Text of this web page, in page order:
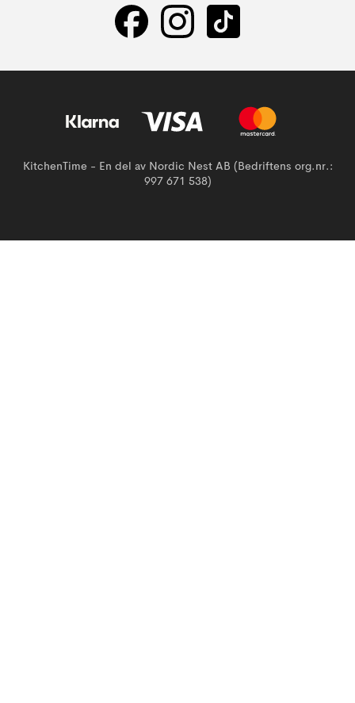
KitchenTime - En del av Nordic Nest AB (Bedriftens org.nr.:
997 671 538)